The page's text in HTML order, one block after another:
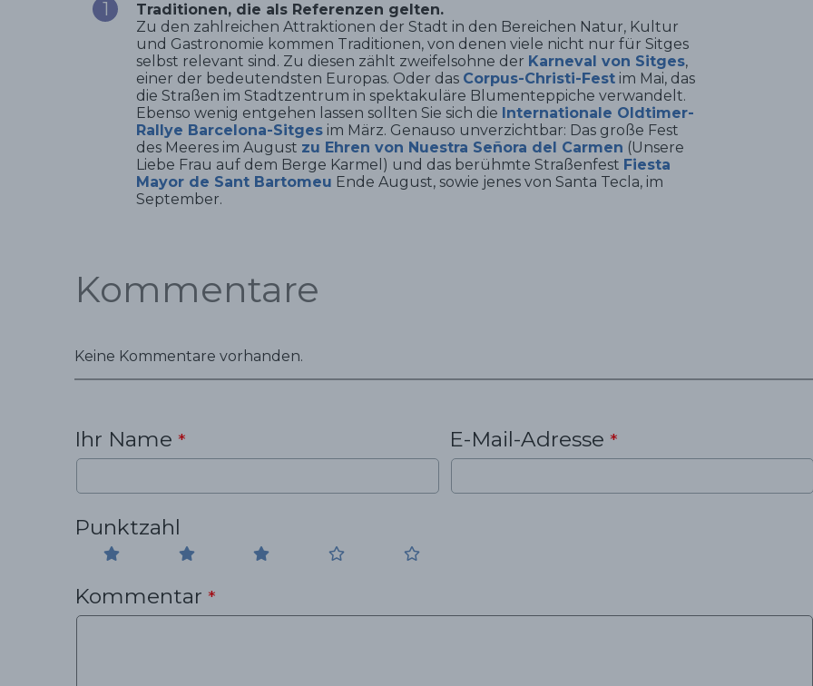
Traditionen, die als Referenzen gelten.
Zu den zahlreichen Attraktionen der Stadt in den Bereichen Natur, Kultur
und Gastronomie kommen Traditionen, von denen viele nicht nur für Sitges
selbst relevant sind. Zu diesen zählt zweifelsohne der Karneval von Sitges,
einer der bedeutendsten Europas. Oder das Corpus-Christi-Fest im Mai, das
die Straßen im Stadtzentrum in spektakuläre Blumenteppiche verwandelt.
Ebenso wenig entgehen lassen sollten Sie sich die Internationale Oldtimer-
Rallye Barcelona-Sitges im März. Genauso unverzichtbar: Das große Fest
des Meeres im August zu Ehren von Nuestra Señora del Carmen (Unsere
Liebe Frau auf dem Berge Karmel) und das berühmte Straßenfest Fiesta
Mayor de Sant Bartomeu Ende August, sowie jenes von Santa Tecla, im
September.
Kommentare
Keine Kommentare vorhanden.
Ihr Name * E-Mail-Adresse *
Punktzahl
Kommentar *